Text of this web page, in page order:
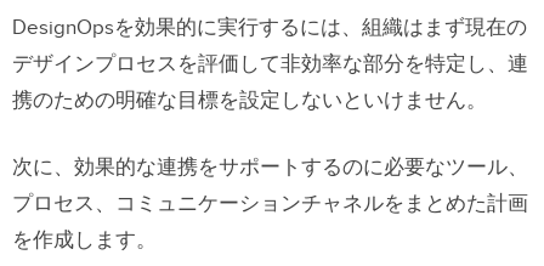
DesignOpsを効果的に実行するには、組織はまず現在の
デザインプロセスを評価して非効率な部分を特定し、連
携のための明確な目標を設定しないといけません。
次に、効果的な連携をサポートするのに必要なツール、
プロセス、コミュニケーションチャネルをまとめた計画
を作成します。